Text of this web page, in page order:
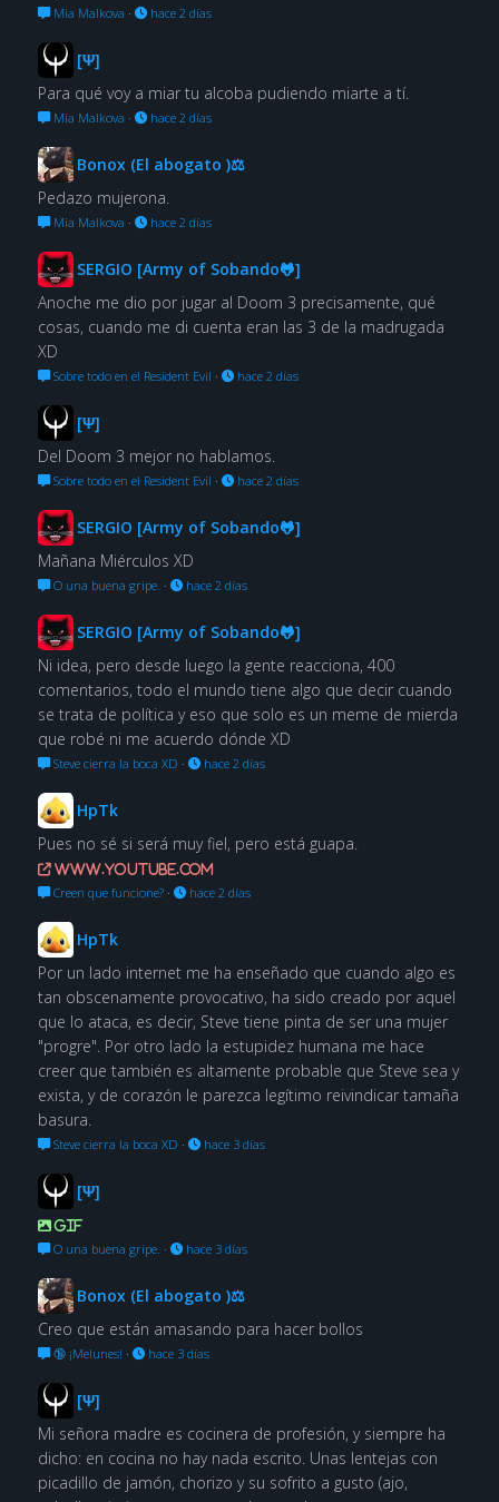
Mia Malkova · hace 2 días
[Ψ]
Para qué voy a miar tu alcoba pudiendo miarte a tí.
Mia Malkova · hace 2 días
Bonox (El abogato )⚖
Pedazo mujerona.
Mia Malkova · hace 2 días
SERGIO [Army of Sobando🐸]
Anoche me dio por jugar al Doom 3 precisamente, qué
cosas, cuando me di cuenta eran las 3 de la madrugada
XD
Sobre todo en el Resident Evil · hace 2 días
[Ψ]
Del Doom 3 mejor no hablamos.
Sobre todo en el Resident Evil · hace 2 días
SERGIO [Army of Sobando🐸]
Mañana Miérculos XD
O una buena gripe. · hace 2 días
SERGIO [Army of Sobando🐸]
Ni idea, pero desde luego la gente reacciona, 400
comentarios, todo el mundo tiene algo que decir cuando
se trata de política y eso que solo es un meme de mierda
que robé ni me acuerdo dónde XD
Steve cierra la boca XD · hace 2 días
HpTk
Pues no sé si será muy fiel, pero está guapa.
www.youtube.com
Creen que funcione?· hace 2 días
HpTk
Por un lado internet me ha enseñado que cuando algo es
tan obscenamente provocativo, ha sido creado por aquel
que lo ataca, es decir, Steve tiene pinta de ser una mujer
"progre". Por otro lado la estupidez humana me hace
creer que también es altamente probable que Steve sea y
exista, y de corazón le parezca legítimo reivindicar tamaña
basura.
Steve cierra la boca XD · hace 3 días
[Ψ]
GIF
O una buena gripe. · hace 3 días
Bonox (El abogato )⚖
Creo que están amasando para hacer bollos
🔞 ¡Melunes! · hace 3 días
[Ψ]
Mi señora madre es cocinera de profesión, y siempre ha
dicho: en cocina no hay nada escrito. Unas lentejas con
picadillo de jamón, chorizo y su sofrito a gusto (ajo,